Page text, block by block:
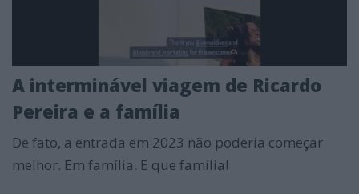
A interminável viagem de Ricardo
Pereira e a família
De fato, a entrada em 2023 não poderia começar
melhor. Em família. E que família!